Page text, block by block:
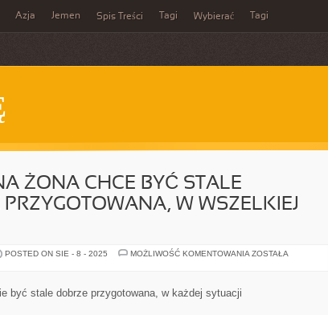
Azja Jemen Spis Treści Tagi Wybierać Tagi
ŻONA CHCE BYĆ STALE
PRZYGOTOWANA, W WSZELKIEJ
POSTED ON SIE - 8 - 2025 MOŻLIWOŚĆ KOMENTOWANIA KAŻDA
ZOSTAŁA
być stale dobrze przygotowana, w każdej sytuacji